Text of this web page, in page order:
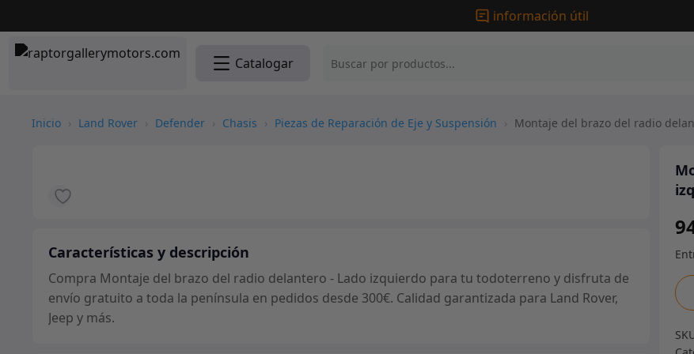
información útil
Catalogar
Inicio › Land Rover › Defender › Chasis › Piezas de Reparación de Eje y Suspensión › Montaje del brazo del radio
Características y descripción
Compra Montaje del brazo del radio delantero - Lado izquierdo para tu todoterreno y disfruta de
envío gratuito a toda la península en pedidos desde 300€. Calidad garantizada para Land Rover,
Jeep y más.
del
del